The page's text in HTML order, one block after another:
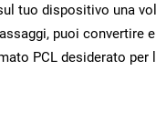
tuo dispositivo una
puoi convertire
PCL desiderato per